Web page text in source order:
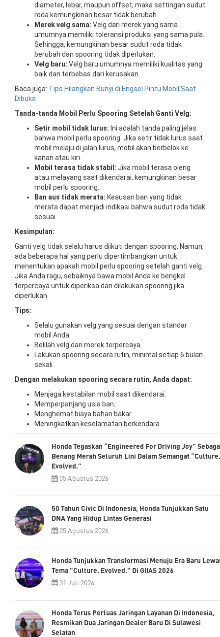
diameter, lebar, maupun offset, maka settingan sudut
roda kemungkinan besar tidak berubah.
Merek velg sama: Velg dari merek yang sama
umumnya memiliki toleransi produksi yang sama pula.
Sehingga, kemungkinan besar sudut roda tidak
berubah dan spooring tidak diperlukan.
Velg baru: Velg baru umumnya memiliki kualitas yang
baik dan terbebas dari kerusakan.
Baca juga: Tips Hilangkan Bunyi di Engsel Pintu Mobil Saat
Dibuka
Tanda-tanda Mobil Perlu Spooring Setelah Ganti Velg:
Setir mobil tidak lurus: Ini adalah tanda paling jelas
bahwa mobil perlu spooring. Jika setir tidak lurus saat
mobil melaju di jalan lurus, mobil akan berbelok ke
kanan atau kiri.
Mobil terasa tidak stabil: Jika mobil terasa oleng
atau melayang saat dikendarai, kemungkinan besar
mobil perlu spooring.
Ban aus tidak merata: Keausan ban yang tidak
merata dapat menjadi indikasi bahwa sudut roda tidak
sesuai.
Kesimpulan:
Ganti velg tidak selalu harus diikuti dengan spooring. Namun,
ada beberapa hal yang perlu dipertimbangkan untuk
menentukan apakah mobil perlu spooring setelah ganti velg.
Jika Anda ragu, sebaiknya bawa mobil Anda ke bengkel
terpercaya untuk diperiksa dan dilakukan spooring jika
diperlukan.
Tips:
Selalu gunakan velg yang sesuai dengan standar
mobil Anda.
Belilah velg dari merek terpercaya.
Lakukan spooring secara rutin, minimal setiap 6 bulan
sekali.
Dengan melakukan spooring secara rutin, Anda dapat:
Menjaga kestabilan mobil saat dikendarai.
Memperpanjang usia ban.
Menghemat biaya bahan bakar.
Meningkatkan keselamatan berkendara
Honda Tegaskan “Engineered For Driving Joy”
Benang Merah Seluruh Lini Dalam Semangat “Culture.
Evolved.”
05 Agustus 2026
50 Tahun Civic Di Indonesia, Honda Tunjukkan Satu
DNA Yang Hidup Lintas Generasi
05 Agustus 2026
Honda Tunjukkan Transformasi Menuju Era Baru
Tema "Culture. Evolved." Di GIIAS 2026
31 Juli 2026
Honda Terus Perluas Jaringan Layanan Di Indonesia,
Resmikan Dua Jaringan Dealer Baru Di Sulawesi
Selatan